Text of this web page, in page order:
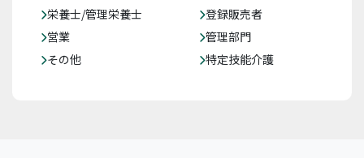
栄養士/管理栄養士
登録販売者
営業
管理部門
その他
特定技能介護